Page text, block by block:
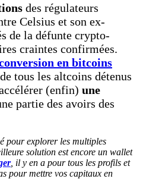
des régulateurs
Celsius et son ex-
de la défunte crypto-
craintes confirmées.
en bitcoins
de tous les altcoins détenus
(enfin) une
partie des avoirs des
pour explorer les multiples
solution est encore un wallet
, il y en a pour tous les profils et
pour mettre vos capitaux en